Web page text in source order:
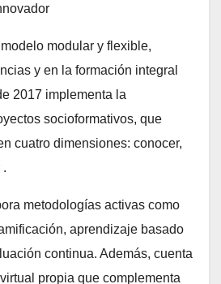
modular y flexible,
y en la formación integral
2017 implementa la
socioformativos, que
cuatro dimensiones: conocer,
.
metodologías activas como
aprendizaje basado
continua. Además, cuenta
propia que complementa